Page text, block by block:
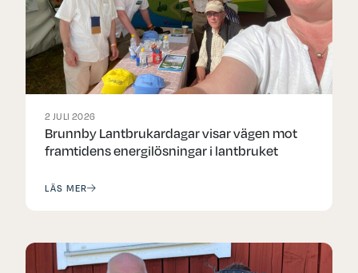
2 JULI 2026
Brunnby Lantbrukardagar visar vägen mot
framtidens energilösningar i lantbruket
LÄS MER